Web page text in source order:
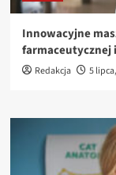
Innowacyjne
farmaceutycznej
Redakcja 5